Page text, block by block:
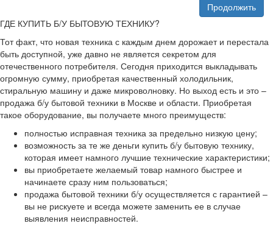
Продолжить
ГДЕ КУПИТЬ Б/У БЫТОВУЮ ТЕХНИКУ?
Тот факт, что новая техника с каждым днем дорожает и перестала
быть доступной, уже давно не является секретом для
отечественного потребителя. Сегодня приходится выкладывать
огромную сумму, приобретая качественный холодильник,
стиральную машину и даже микроволновку. Но выход есть и это –
продажа б/у бытовой техники в Москве и области. Приобретая
такое оборудование, вы получаете много преимуществ:
полностью исправная техника за предельно низкую цену;
возможность за те же деньги купить б/у бытовую технику,
которая имеет намного лучшие технические характеристики;
вы приобретаете желаемый товар намного быстрее и
начинаете сразу ним пользоваться;
продажа бытовой техники б/у осуществляется с гарантией –
вы не рискуете и всегда можете заменить ее в случае
выявления неисправностей.